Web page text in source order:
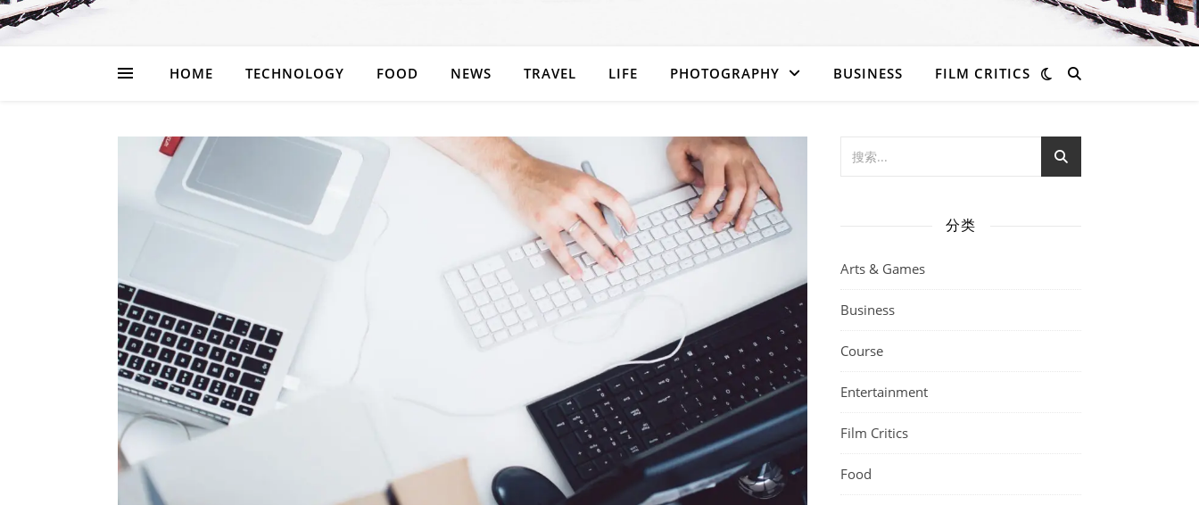
HOME TECHNOLOGY FOOD NEWS TRAVEL LIFE PHOTOGRAPHY BUSINESS FILM CRITICS
分类
Arts & Games
Business
Course
Entertainment
Film Critics
Food